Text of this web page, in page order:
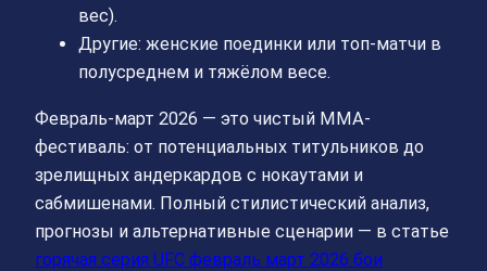
вес).
Другие: женские поединки или топ-матчи в
полусреднем и тяжёлом весе.
Февраль-март 2026 — это чистый ММА-
фестиваль: от потенциальных титульников до
зрелищных андеркардов с нокаутами и
сабмишенами. Полный стилистический анализ,
прогнозы и альтернативные сценарии — в статье
горячая серия UFC февраль март 2026 бои